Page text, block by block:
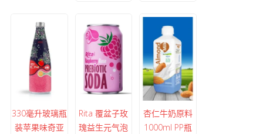
330毫升玻璃瓶
装苹果味奇亚
Rita 覆盆子玫
瑰益生元气泡
杏仁牛奶原料
1000ml PP瓶